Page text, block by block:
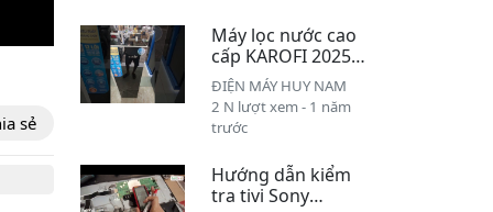
sẻ
Máy lọc nước cao
cấp KAROFI 2025
Đã có mặt tại Điện
Máy Huy nam
ĐIỆN MÁY HUY NAM
2 N lượt xem - 1 năm
trước
Hướng dẫn kiểm
tra tivi Sony